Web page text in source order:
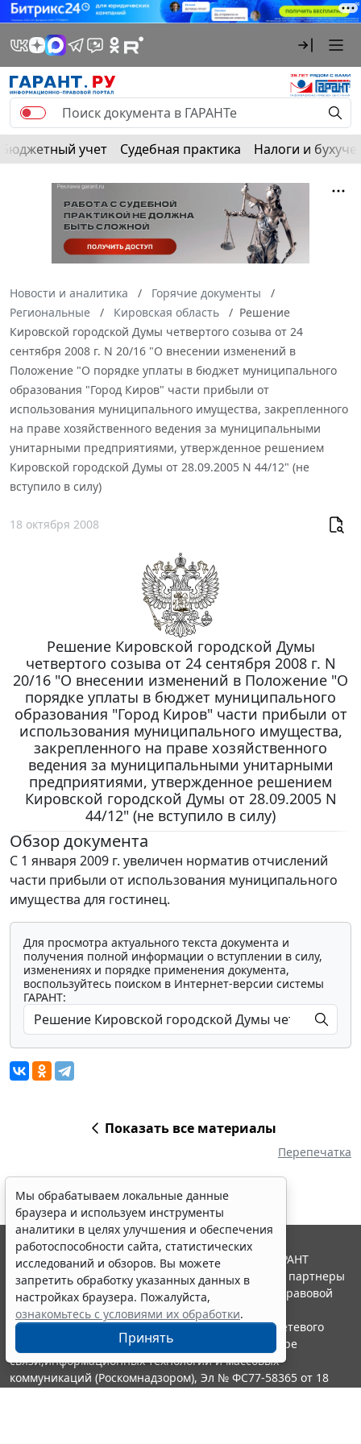
Бюджетный учет Судебная практика Налоги и
Новости и аналитика
Горячие документы
Региональные
Кировская область
Решение
Кировской городской Думы четвертого созыва от 24
сентября 2008 г. N 20/16 "О внесении изменений в
Положение "О порядке уплаты в бюджет муниципального
образования "Город Киров" части прибыли от
использования муниципального имущества, закрепленного
на праве хозяйственного ведения за муниципальными
унитарными предприятиями, утвержденное решением
Кировской городской Думы от 28.09.2005 N 44/12" (не
вступило в силу)
18 октября 2008
Решение Кировской городской Думы
четвертого созыва от 24 сентября 2008 г. N
20/16 "О внесении изменений в Положение "О
порядке уплаты в бюджет муниципального
образования "Город Киров" части прибыли от
использования муниципального имущества,
закрепленного на праве хозяйственного
ведения за муниципальными унитарными
предприятиями, утвержденное решением
Кировской городской Думы от 28.09.2005 N
44/12" (не вступило в силу)
Обзор документа
С 1 января 2009 г. увеличен норматив отчислений
части прибыли от использования муниципального
имущества для гостинец.
Для просмотра актуального текста документа и
получения полной информации о вступлении в силу,
изменениях и порядке применения документа,
воспользуйтесь поиском в Интернет-версии системы
ГАРАНТ:
Показать все материалы
Перепечатка
Мы обрабатываем локальные данные
браузера и используем инструменты
аналитики в целях улучшения и обеспечения
работоспособности сайта, статистических
исследований и обзоров. Вы можете
запретить обработку указанных данных в
настройках браузера. Пожалуйста,
ознакомьтесь с условиями их обработки.
Принять
© ООО "НПП "ГАРАНТ-СЕРВИС", 2026. Система ГАРАНТ
выпускается с 1990 года. Компания "Гарант" и ее партнеры
являются участниками Российской ассоциации правовой
информации ГАРАНТ.
Портал ГАРАНТ.РУ зарегистрирован в качестве сетевого
издания Федеральной службой по надзору в сфере
связи,информационных технологий и массовых
коммуникаций (Роскомнадзором), Эл № ФС77-58365 от 18